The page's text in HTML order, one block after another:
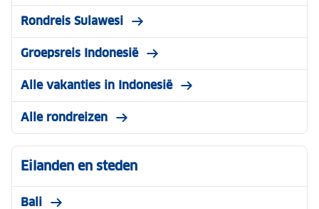
Rondreis Sulawesi
Groepsreis Indonesië
Alle vakanties in Indonesië
Alle rondreizen
Eilanden en steden
Bali